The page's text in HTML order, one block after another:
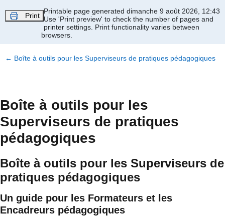
Print
Printable page generated dimanche 9 août 2026, 12:43
Use 'Print preview' to check the number of pages and
printer settings. Print functionality varies between
browsers.
← Boîte à outils pour les Superviseurs de pratiques pédagogiques
Boîte à outils pour les
Superviseurs de pratiques
pédagogiques
Boîte à outils pour les Superviseurs de
pratiques pédagogiques
Un guide pour les Formateurs et les
Encadreurs pédagogiques